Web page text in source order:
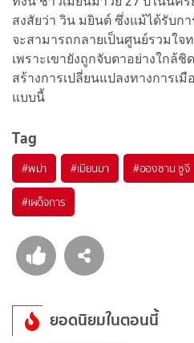
สงสัยว่า วิน มยินต์ ซึ่งแม้ได้รับก
จะสามารถกลายเป็นศูนย์รวมใจ
เพราะเขายังถูกจับตาอย่างใกล้ชิ
สร้างการเปลี่ยนแปลงทางการเ
แบบนี้
Tag
#พม่า #เมียนมา #อองซาน ซูจี
#เผด็จการ
ยอดนิยมในตอนนี้